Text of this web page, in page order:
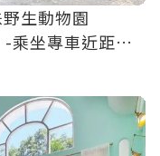
生動物園
坐專車近距離
裡。還可餵食